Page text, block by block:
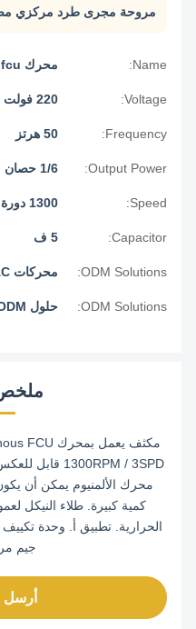
مروحة مجرى طرد مركزي مضمنة
Name: محرك fcu
Voltage:
Frequency:
Output Power: 1/6 حصان
Speed:
Capacitor:
ODM Solutions: محركات AC و EC مخصصة
ODM Solutions: حلول ODM: محركات AC و EC مخصصة
ملخص
محرك الألمنيوم يمكن أن يكون
الحرارية. تطبيق أ. وحدة تكييف
جيم
أرسل